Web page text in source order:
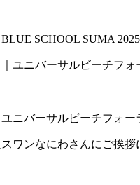
SCHOOL SUMA
ニバーサルビーチフォー